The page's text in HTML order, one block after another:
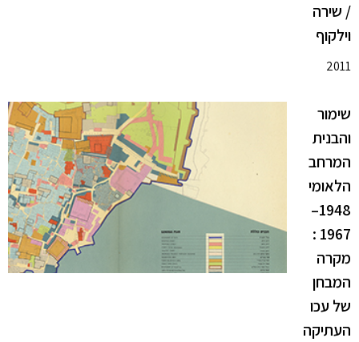
/ שירה
וילקוף
2011
שימור
והבנית
המרחב
הלאומי
1948–
1967 :
מקרה
המבחן
של עכו
העתיקה